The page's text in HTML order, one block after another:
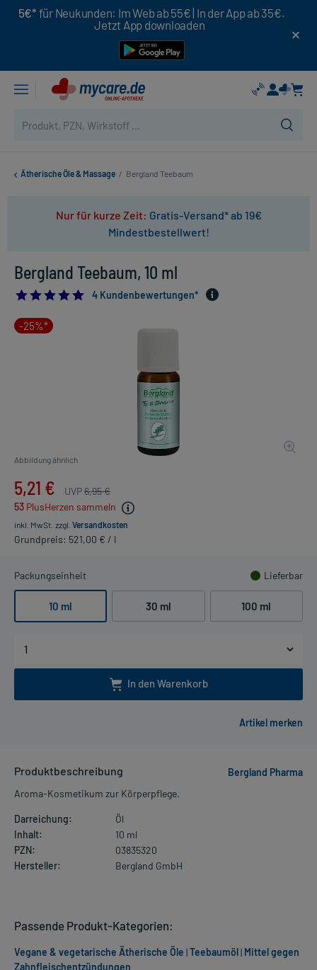
5€* für Neukunden: Im Web ab 55€ | In der App ab 35€.
Jetzt App downloaden
Ätherische Öle & Massage / Bergland Teebaum
Nur für kurze Zeit: Gratis-Versand* ab 19€
Mindestbestellwert!
Bergland Teebaum, 10 ml
4.75
4 Kundenbewertungen*
-25%*
Abbildung ähnlich
5,21 € UVP6,95 €
53 PlusHerzen sammeln
inkl. MwSt. zzgl. Versandkosten
Grundpreis: 521,00 € / l
Packungseinheit Lieferbar
10 ml 30 ml 100 ml
In den Warenkorb
Produktbeschreibung
Bergland Pharma
Aroma-Kosmetikum zur Körperpflege.
Darreichung:
Öl
Inhalt:
10 ml
PZN:
03835320
Hersteller:
Bergland GmbH
Passende Produkt-Kategorien:
Vegane & vegetarische Ätherische Öle |Teebaumöl| Mittel gegen
Zahnfleischentzündungen